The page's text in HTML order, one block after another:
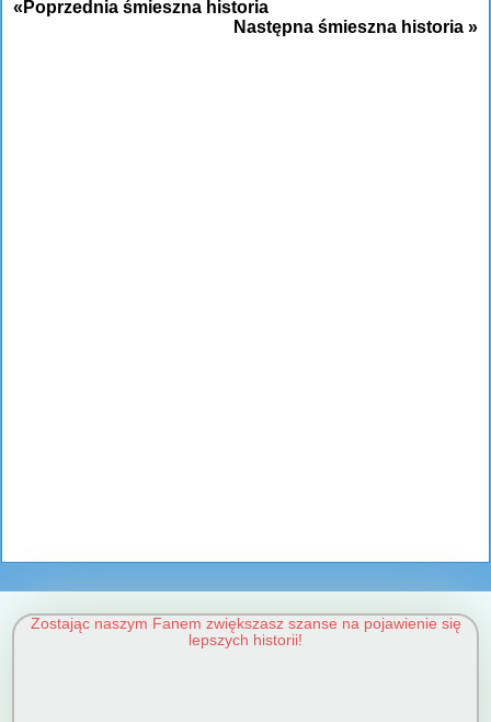
«Poprzednia śmieszna historia
Następna śmieszna historia »
Zostając naszym Fanem zwiększasz szanse na pojawienie się
lepszych historii!